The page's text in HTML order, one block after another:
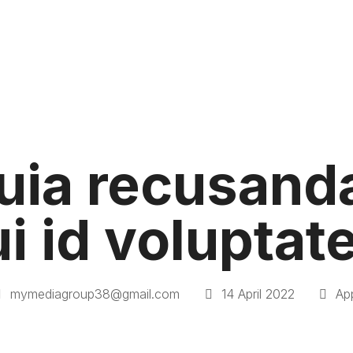
id
mymediagroup38@gmail.com 14 April 2022